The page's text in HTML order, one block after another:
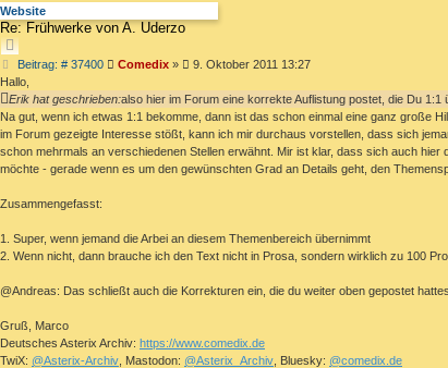
von
Comedix
Website
Re: Frühwerke von A. Uderzo
Beitrag: # 37400Beitrag
Comedix»
9. Oktober 2011 13:27
Hallo,
Erik hat geschrieben:also hier im Forum eine korrekte Auflistung postet, die Du
Na gut, wenn ich etwas 1:1 bekomme, dann ist das schon einmal eine ganz große
im Forum gezeigte Interesse stößt, kann ich mir durchaus vorstellen, dass sich
schon mehrmals an verschiedenen Stellen erwähnt. Mir ist klar, dass sich auch
möchte - gerade wenn es um den gewünschten Grad an Details geht, den
Zusammengefasst:
1. Super, wenn jemand die Arbei an diesem Themenbereich übernimmt
2. Wenn nicht, dann brauche ich den Text nicht in Prosa, sondern wirklich zu 100
@Andreas: Das schließt auch die Korrekturen ein, die du weiter oben gepostet
Gruß, Marco
Deutsches Asterix Archiv: https://www.comedix.de
TwiX: @Asterix-Archiv , Mastodon: @Asterix_Archiv , Bluesky: @comedix.de